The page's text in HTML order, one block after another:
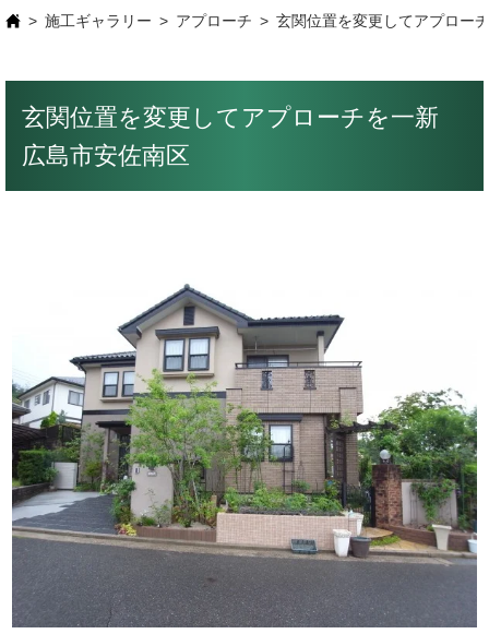
施工ギャラリー アプローチ 玄関位置を変更してアプロー
玄関位置を変更してアプローチを一新
広島市安佐南区